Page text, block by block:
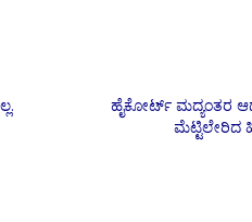
ಹೈಕೋರ್ಟ್ ಮದ್ಯಂತರ
ಮೆಟ್ಟಿಲೇರಿದ